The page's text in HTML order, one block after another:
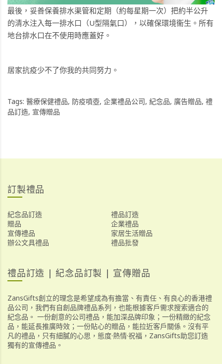
最後，妥善保養排水渠管和定期（約每星期一次）把約半公升
的清水注入每一排水口（U型隔氣口），以確保環境衞生。所有
地台排水口在不使用時應蓋好。
居家抗疫少不了你我的共同努力。
Tags: 醫療保健禮品, 防疫噴壺, 企業禮品公司, 紀念品, 廣告贈品, 禮
品訂造, 宣傳贈品
訂製禮品
紀念品訂造
禮品訂造
贈品
企業禮品
宣傳禮品
家居生活贈品
辦公文具禮品
禮品批發
禮品訂造 | 紀念品訂製 | 宣傳贈品
ZansGifts創立的理念是希望成為有擔當、有責任、有良心的香港禮
品公司，我們有自創品牌禮品系列，也能根據客戶需求搜索適合的
紀念品。 一份創意的公司禮品，能加深品牌印象；一份精緻的紀念
品，能延長推廣時效；一份貼心的贈品，能拉近客戶關係。沒有平
凡的禮品，只有細膩的心思，態度·熱情·祝福，ZansGifts助您訂造
獨有的宣傳禮品。